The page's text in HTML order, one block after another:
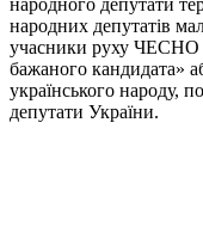
народного депутати
народних депутатів
учасники руху ЧЕСНО
бажаного кандидата»
українського народу,
депутати України.